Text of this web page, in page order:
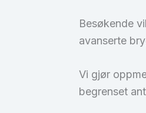
Besøkende
avanserte
Vi gjør
begrenset